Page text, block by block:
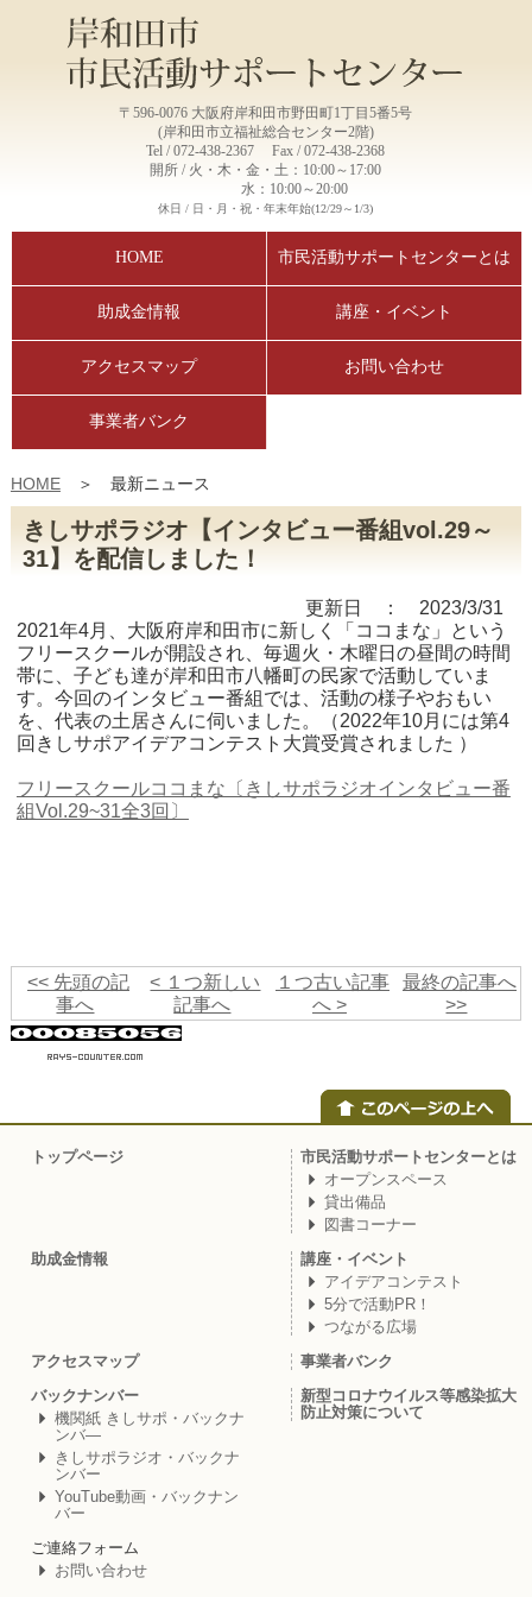
〒596-0076 大阪府岸和田市野田町1丁目5番5号
(岸和田市立福祉総合センター2階)
Tel / 072-438-2367 Fax / 072-438-2368
開所 / 火・木・金・土：10:00～17:00
水：10:00～20:00
休日 / 日・月・祝・年末年始(12/29～1/3)
HOME 市民活動サポートセンターとは
助成金情報 講座・イベント
アクセスマップ お問い合わせ
事業者バンク
HOME＞ 最新ニュース
きしサポラジオ【インタビュー番組vol.29～
31】を配信しました！
更新日 ： 2023/3/31
2021年4月、大阪府岸和田市に新しく「ココまな」という
フリースクールが開設され、毎週火・木曜日の昼間の時間
帯に、子ども達が岸和田市八幡町の民家で活動していま
す。今回のインタビュー番組では、活動の様子やおもい
を、代表の土居さんに伺いました。（2022年10月には第4
回きしサポアイデアコンテスト大賞受賞されました ）
フリースクールココまな〔きしサポラジオインタビュー番
組Vol.29~31全3回〕
<< 先頭の記
事へ
< １つ新しい
記事へ
１つ古い記事
へ >
最終の記事へ
>>
トップページ
市民活動サポートセンターとは
オープンスペース
貸出備品
図書コーナー
助成金情報
講座・イベント
アイデアコンテスト
5分で活動PR！
つながる広場
アクセスマップ
事業者バンク
バックナンバー
機関紙 きしサポ・バックナ
ンバ―
きしサポラジオ・バックナ
ンバー
YouTube動画・バックナン
バー
新型コロナウイルス等感染拡大
防止対策について
ご連絡フォーム
お問い合わせ